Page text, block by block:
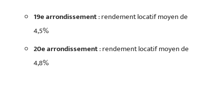
19e arrondissement: rendement locatif moyen de
4,5%
20e arrondissement: rendement locatif moyen de
4,8%